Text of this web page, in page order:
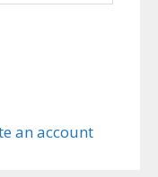
an account